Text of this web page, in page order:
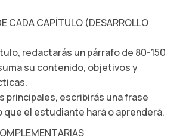
CADA CAPÍTULO (DESARROLLO
redactarás un párrafo de 80-150
su contenido, objetivos y
principales, escribirás una frase
que el estudiante hará o aprenderá.